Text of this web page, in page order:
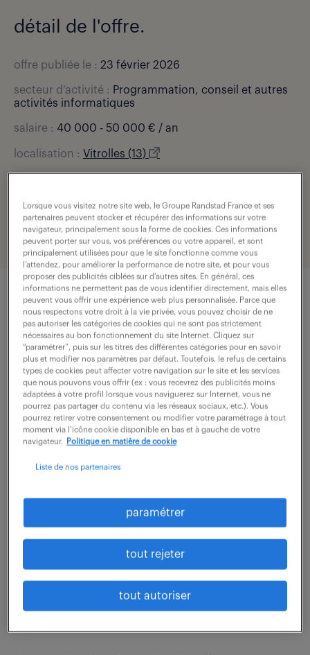
détail de l'offre.
offre publiée le : 23 février 2026
secteur d’activité : Programmation, conseil et autres
activités informatiques
salaire : 40 000 - 50 000 € / an
localisation : Vitrolles (13)
expérience :5 année(s)
référence de l'offre :307-S13-R001705_05R
description du poste
Vos missions :
- Manager des projets digitaux d'envergure
internationale
- Participer activement à la stratégie produit d'une
solution de gestion de projets sur les nouveaux
programmes aéronautiques européens
le besoin utilisateur et faire évoluer la solution
profil recherché
Lorsque vous visitez notre site web, le Groupe Randstad France et ses
partenaires peuvent stocker et récupérer des informations sur votre
navigateur, principalement sous la forme de cookies. Ces informations
peuvent porter sur vous, vos préférences ou votre appareil, et sont
principalement utilisées pour que le site fonctionne comme vous
l’attendez, pour améliorer la performance de notre site, et pour vous
proposer des publicités ciblées sur d’autres sites. En général, ces
informations ne permettent pas de vous identifier directement, mais elles
peuvent vous offrir une expérience web plus personnalisée. Parce que
nous respectons votre droit à la vie privée, vous pouvez choisir de ne
pas autoriser les catégories de cookies qui ne sont pas strictement
nécessaires au bon fonctionnement du site Internet. Cliquez sur
“paramétrer”, puis sur les titres des différentes catégories pour en savoir
plus et modifier nos paramètres par défaut. Toutefois, le refus de certains
types de cookies peut affecter votre navigation sur le site et les services
que nous pouvons vous offrir (ex : vous recevrez des publicités moins
adaptées à votre profil lorsque vous naviguerez sur Internet, vous ne
pourrez pas partager du contenu via les réseaux sociaux, etc.). Vous
pourrez retirer votre consentement ou modifier votre paramétrage à tout
moment via l’icône cookie disponible en bas et à gauche de votre
navigateur.
Politique en matière de cookie
Liste de nos partenaires
paramétrer
tout rejeter
tout autoriser